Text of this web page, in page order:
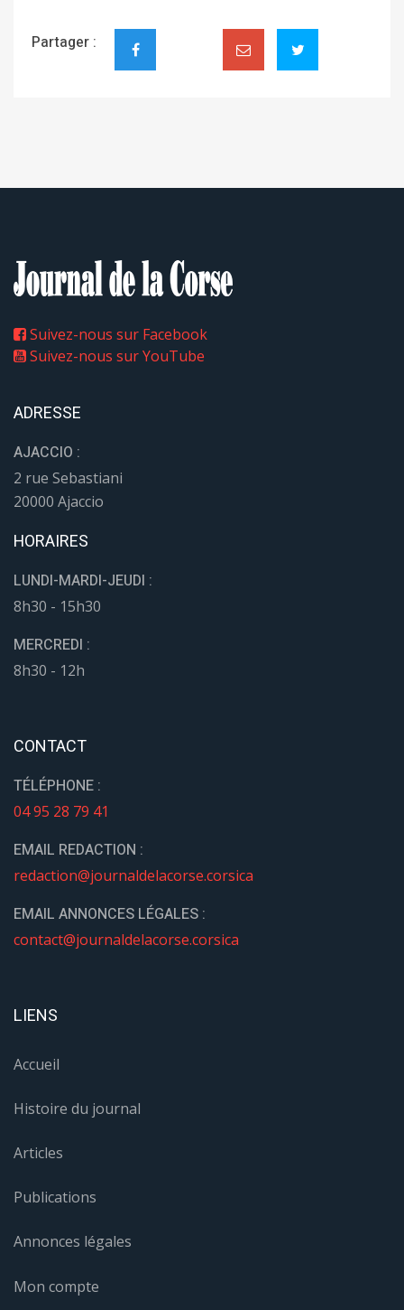
Partager :
Suivez-nous sur Facebook
Suivez-nous sur YouTube
ADRESSE
AJACCIO :
2 rue Sebastiani
20000 Ajaccio
HORAIRES
LUNDI-MARDI-JEUDI :
8h30 - 15h30
MERCREDI :
8h30 - 12h
CONTACT
TÉLÉPHONE :
04 95 28 79 41
EMAIL REDACTION :
redaction@journaldelacorse.corsica
EMAIL ANNONCES LÉGALES :
contact@journaldelacorse.corsica
LIENS
Accueil
Histoire du journal
Articles
Publications
Annonces légales
Mon compte